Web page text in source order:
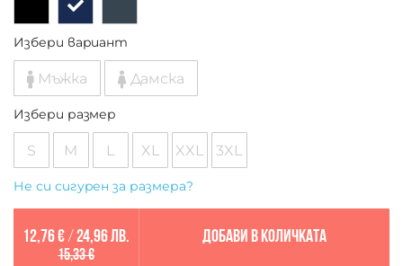
Избери вариант
Мъжка Дамска
Избери размер
S M L XL XXL 3XL
Не си сигурен за размера?
12,76 €/ 24,96 лв.
15,33 €
Добави в количката